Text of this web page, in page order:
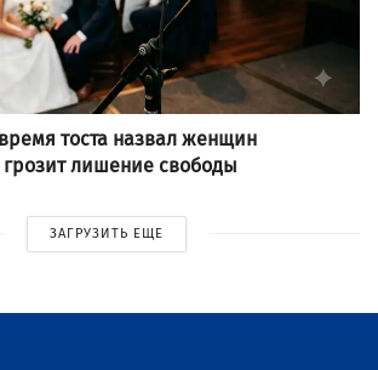
тоста назвал женщин
лишение свободы
ЗАГРУЗИТЬ ЕЩЕ